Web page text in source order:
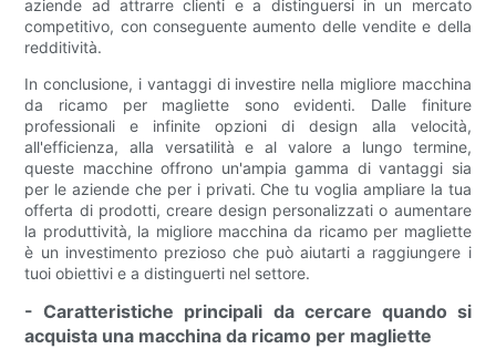
aziende ad attrarre clienti e a distinguersi in un mercato
competitivo, con conseguente aumento delle vendite e della
redditività.
In conclusione, i vantaggi di investire nella migliore macchina
da ricamo per magliette sono evidenti. Dalle finiture
professionali e infinite opzioni di design alla velocità,
all'efficienza, alla versatilità e al valore a lungo termine,
queste macchine offrono un'ampia gamma di vantaggi sia
per le aziende che per i privati. Che tu voglia ampliare la tua
offerta di prodotti, creare design personalizzati o aumentare
la produttività, la migliore macchina da ricamo per magliette
è un investimento prezioso che può aiutarti a raggiungere i
tuoi obiettivi e a distinguerti nel settore.
- Caratteristiche principali da cercare quando si
acquista una macchina da ricamo per magliette